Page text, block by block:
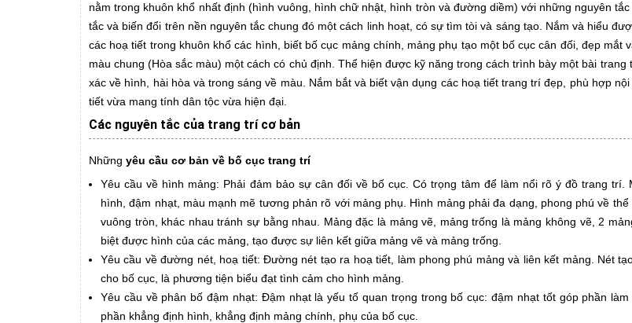
nằm trong khuôn khổ nhất định (hình vuông, hình chữ nhật, hình tròn và đường diềm) với những nguyên
tắc và biến đổi trên nền nguyên tắc chung đó một cách linh hoạt, có sự tìm tòi và sáng tạo. Nắm và hiểu
các hoạ tiết trong khuôn khổ các hình, biết bố cục mảng chính, mảng phụ tạo một bố cục cân đối, đẹp mắt
màu chung (Hòa sắc màu) một cách có chủ định. Thể hiện được kỹ năng trong cách trình bày một bài
xác về hình, hài hòa và trong sáng về màu. Nắm bắt và biết vận dụng các hoạ tiết trang trí đẹp, phù hợp
tiết vừa mang tính dân tộc vừa hiện đại.
Các nguyên tắc của trang trí cơ bản
Những yêu cầu cơ bản về bố cục trang trí
Yêu cầu về hình mảng: Phải đảm bảo sự cân đối về bố cục. Có trọng tâm để làm nổi rõ ý đồ trang trí.
hình, đậm nhạt, màu mạnh mẽ tương phản rõ với mảng phụ. Hình mảng phải đa dạng, phong phú về thể
vuông tròn, khác nhau tránh sự bằng nhau. Mảng đặc là mảng vẽ, mảng trống là mảng không vẽ, 2
biệt được hình của các mảng, tạo được sự liên kết giữa mảng vẽ và mảng trống.
Yêu cầu về đường nét, hoạ tiết: Đường nét tạo ra hoạ tiết, làm phong phú mảng và liên kết mảng. Nét
cho bố cục, là phương tiện biểu đạt tình cảm cho hình mảng.
Yêu cầu về phân bố đậm nhạt: Đậm nhạt là yếu tố quan trọng trong bố cục: đậm nhạt tốt góp phần
phần khẳng định hình, khẳng định mảng chính, phụ của bố cục.